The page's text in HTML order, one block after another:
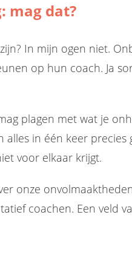
mag dat?
In mijn ogen niet.
op hun coach. Ja
plagen met wat je
alles in één keer precies
voor elkaar krijgt.
onze
coachen. Een veld